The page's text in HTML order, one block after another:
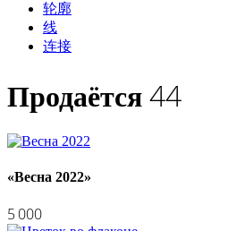
轮廓
线
连接
Продаётся 44
«Весна 2022»
5 000